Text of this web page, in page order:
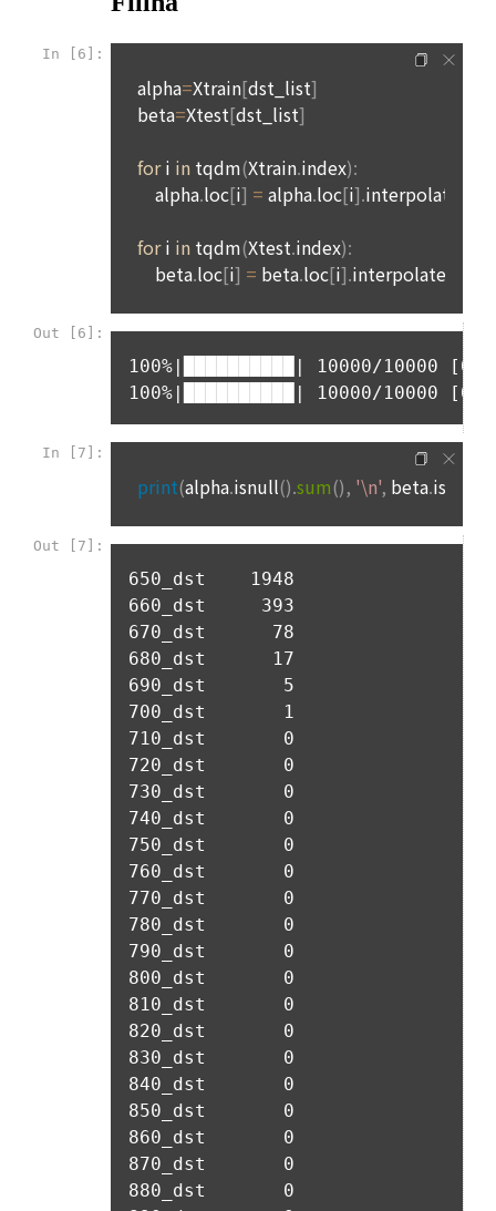
다.
제 7 조 (서비스의 내용과 이용)
서비스 내용은 다음 각 호와 같다.
다. 인재풀 등록 서비스
마. 기타 "회사"가 추가 개발하거나 제휴계약 등을 통해 "회원"에
게 제공하는 일체의 서비스
2. "회사"는 필요한 경우 서비스의 내용을 추가 또는 변경할 수
있다. 단, 이 경우 "회사"는 추가 또는 변경내용을 "회원"에게 공
지해야 한다.
3. 서비스의 이용은 “회사”의 업무상 또는 기술상 특별한 지장이
없는 한 연중무휴, 1년 24시간 서비스하는 것을 원칙으로 한다.
단, 시스템 정기점검 등의 필요로 인하여 “회사”가 정한 날 또는
시간과 불가항력의 사유가 발생한 때에는 예외로 한다.
제 8 조 (회원 정보 노출)
1. “회사”는 “인재회원”이 ‘데이콘 인재풀’에 등록 시 제공한 개인
정보는 별도의 가공이나 수정 없이 “기업회원”(채용 의뢰 기업)
에게 제공한다.
2. "회사"는 "인재회원"이 ‘데이콘 인재풀 등록’의 서비스를 이용
했을 경우, “기업회원”의 개인정보 열람에 동의한 것으로 간주하
며 "회사"는 이들 “기업회원”에게 무료/유료로 이력서 열람 서비
스를 제공할 수 있다.
3. "회사"는 안정적인 서비스를 제공하기 위해 테스트 및 모니터
링 용도로 "사이트" 운영자가 ‘데이콘 인재풀 등록’ 정보를 열람
하도록 할 수 있다.
제 9 조 (구매신청 및 개인정보 제공 동의 등)
1. “회원”은 “사이트” 상에서 다음 또는 이와 유사한 방법에 의하
여 구매를 신청하며, “회사”는 이용자가 구매 신청을 함에 있어
서 다음의 각 내용을 알기 쉽게 제공하여야 한다.
가. 재화 및 서비스 등의 검색 및 선택
나. 회원의 성명, 주소, 전화번호, 전자우편주소(또는 이동전화번
다. 약관 내용, 청약철회권이 제한되는 서비스 등 비용 부담과 관
련한 내용에 대한 확인
받을 수 있으며, 이러한 경우에는 정보통신망법에 따라 제휴사
에서 이용자에게 개인정보 제공 동의 등을 받은 후에 데이콘에
제공합니다.
6) 기기정보와 같은 생성정보는 PC웹, 모바일 웹/앱 이용 과정
데이콘 및 데이콘 관련 제반 서비스(모바일 웹/앱 포함)의 회원
관리, 서비스 개발·제공 및 향상, 안전한 인터넷 이용환경 구축
회원 가입 의사의 확인, 이용자 및 법정대리인의 본인 확인, 이용
자 식별, 회원탈퇴 의사의 확인 등 회원관리를 위하여 개인정보
를 이용합니다.
콘텐츠 등 기존 서비스 제공(광고 포함)에 더하여, 인구통계학적
한 이용자간 관계의 형성, 지인 및 관심사 등에 기반한 맞춤형 서
을 위하여 개인정보를 이용합니다.
법령 및 데이콘 이용약관을 위반하는 회원에 대한 이용 제한 조
치, 부정 이용 행위를 포함하여 서비스의 원활한 운영에 지장을
주는 행위에 대한 방지 및 제재, 계정도용 및 부정거래 방지, 약
관 개정 등의 고지사항 전달, 분쟁조정을 위한 기록 보존, 민원처
리 등 이용자 보호 및 서비스 운영을 위하여 개인정보를 이용합
유료 서비스 제공에 따르는 본인인증, 구매 및 요금 결제, 상품
및 서비스의 배송을 위하여 개인정보를 이용합니다.
이벤트 정보 및 참여기회 제공, 광고성 정보 제공 등 마케팅 및
프로모션 목적으로 개인정보를 이용합니다.
서비스 이용기록과 접속 빈도 분석, 서비스 이용에 대한 통계, 서
비스 분석 및 통계에 따른 맞춤 서비스 제공 및 광고 게재 등에
개인정보를 이용합니다.
보안, 프라이버시, 안전 측면에서 이용자가 안심하고 이용할 수
있는 서비스 이용환경 구축을 위해 개인정보를 이용합니다.